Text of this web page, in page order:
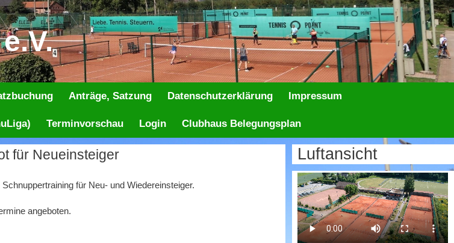
Anträge, Satzung Datenschutzerklärung Impressum
Terminvorschau Login Clubhaus Belegungsplan
für Neueinsteiger
für Neu- und Wiedereinsteiger.
angeboten.
Luftansicht